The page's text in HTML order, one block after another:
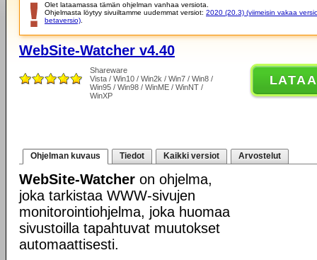
Olet lataamassa tämän ohjelman vanhaa versiota.
Ohjelmasta löytyy sivuiltamme uudemmat versiot: 2020 (20.3) (viimeisin vakaa
betaversio)
WebSite-Watcher v4.40
Shareware
Vista / Win10 / Win2k / Win7 / Win8 /
Win95 / Win98 / WinME / WinNT /
WinXP
LATAA
Ohjelman kuvaus Tiedot Kaikki versiot Arvostelut
WebSite-Watcher on ohjelma,
joka tarkistaa WWW-sivujen
monitorointiohjelma, joka huomaa
sivustoilla tapahtuvat muutokset
automaattisesti.